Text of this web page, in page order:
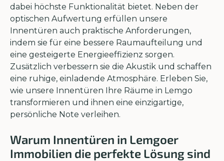
dabei höchste Funktionalität bietet. Neben der
optischen Aufwertung erfüllen unsere
Innentüren auch praktische Anforderungen,
indem sie für eine bessere Raumaufteilung und
eine gesteigerte Energieeffizienz sorgen.
Zusätzlich verbessern sie die Akustik und schaffen
eine ruhige, einladende Atmosphäre. Erleben Sie,
wie unsere Innentüren Ihre Räume in Lemgo
transformieren und ihnen eine einzigartige,
persönliche Note verleihen.
Warum Innentüren in Lemgoer
Immobilien die perfekte Lösung sind